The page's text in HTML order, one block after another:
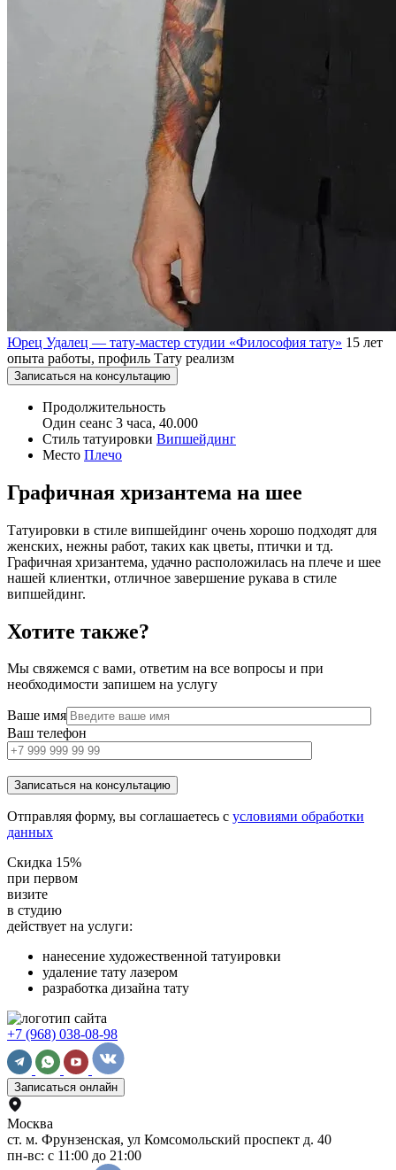
Юрец Удалец — тату-мастер студии «Философия тату» 15 лет
опыта работы, профиль Тату реализм
Записаться на консультацию
Продолжительность
Один сеанс 3 часа, 40.000
Стиль татуировки Випшейдинг
Место Плечо
Графичная хризантема на шее
Татуировки в стиле випшейдинг очень хорошо подходят для
женских, нежны работ, таких как цветы, птички и тд.
Графичная хризантема, удачно расположилась на плече и шее
нашей клиентки, отличное завершение рукава в стиле
випшейдинг.
Хотите также?
Мы свяжемся с вами, ответим на все вопросы и при
необходимости запишем на услугу
Ваше имя
Ваш телефон
Отправляя форму, вы соглашаетесь с условиями обработки
данных
Скидка 15%
при первом
визите
в студию
действует на услуги:
нанесение художественной татуировки
удаление тату лазером
разработка дизайна тату
+7 (968) 038-08-98
Записаться онлайн
Москва
ст. м. Фрунзенская, ул Комсомольский проспект д. 40
пн-вс: с 11:00 до 21:00